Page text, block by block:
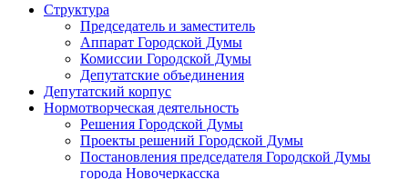
Структура
Председатель и заместитель
Аппарат Городской Думы
Комиссии Городской Думы
Депутатские объединения
Депутатский корпус
Нормотворческая деятельность
Решения Городской Думы
Проекты решений Городской Думы
Постановления председателя Городской Думы
города Новочеркасска